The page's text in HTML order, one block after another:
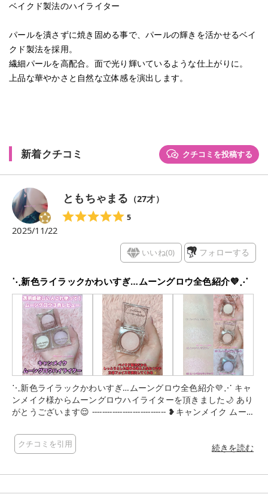
ベイクド製法のハイライター
パールを潰さずに焼き固める事で、パールの輝きを活かせるベイ
クド製法を採用。
繊細パールを高配合。面で光り輝いているような仕上がりに。
上品な華やかさと自然な立体感を演出します。
新着クチコミ クチコミを投稿する
ともちゃまる （27才）
5
2025/11/22
いいね(0) フォローする
⋱新色ライラックかわいすぎ…ムーングロウ全色紹介💜⋰
⋱新色ライラックかわいすぎ…ムーングロウ全色紹介💜⋰ キャ
ンメイク様からムーングロウハイライターを頂きました🌙 あり
がとうございます😌 ----------------------------- ❥キャンメイク ムーン
ピンク 03 ムーングロウライラック 各：８８０円(税込) ------------
----------------- ムーングロウハイライターに 既存色の01 ムーング
ロウライラックが登場🎉´- ムーングロウハイライターは ベイク
クチコミを引用 続きを読む